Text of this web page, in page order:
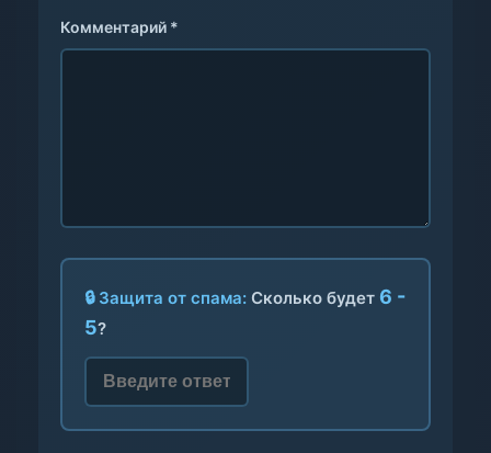
Комментарий *
🔒 Защита от спама: Сколько будет 6 -
5?